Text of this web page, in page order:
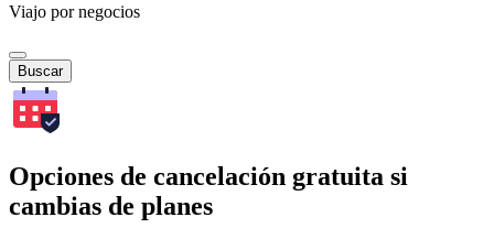
Viajo por negocios
Buscar
Opciones de cancelación gratuita si
cambias de planes